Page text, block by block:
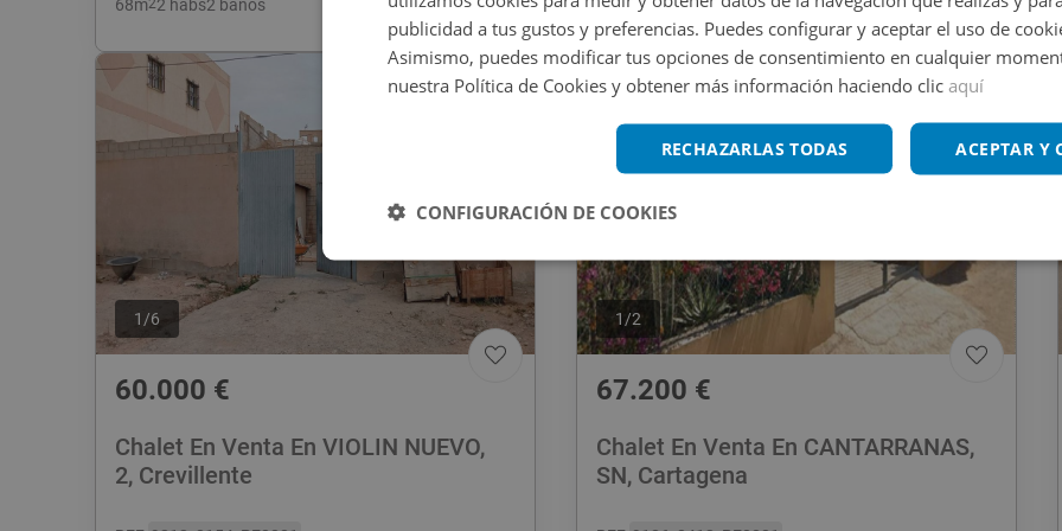
68m22 habs2 baños 196m2 3 habs2 baños
1 /6
60.000 €
Chalet En Venta En VIOLIN NUEVO,
2, Crevillente
1 /2
CESIÓN DE REMATE
67.200 €
Chalet En Venta En CANTARRANAS,
SN, Cartagena
publicidad a tus gustos y preferencias. Puedes configurar y aceptar el uso de
Asimismo, puedes modificar tus opciones de consentimiento en cualquier
nuestra Política de Cookies y obtener más información haciendo clic aquí
ACEPTAR Y
RECHAZARLAS TODAS
CONFIGURACIÓN DE COOKIES